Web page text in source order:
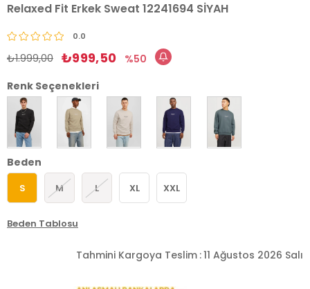
Relaxed Fit Erkek Sweat 12241694 SİYAH
0.0
₺1.999,00 ₺999,50
50
Renk Seçenekleri
Beden
S M L XL XXL
Beden Tablosu
Tahmini Kargoya Teslim :11 Ağustos 2026 Salı